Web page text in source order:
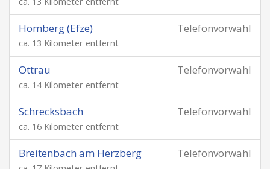
Telefonvorwahl
Homberg (Efze)
ca. 13 Kilometer entfernt
Telefonvorwahl
Ottrau
ca. 14 Kilometer entfernt
Telefonvorwahl
Schrecksbach
ca. 16 Kilometer entfernt
Telefonvorwahl
Breitenbach am Herzberg